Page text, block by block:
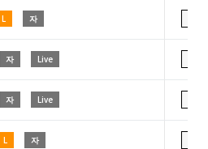
L 자
자 Live
자 Live
L 자